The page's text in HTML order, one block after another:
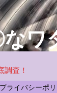
なワ
調査！
プライバシーポ